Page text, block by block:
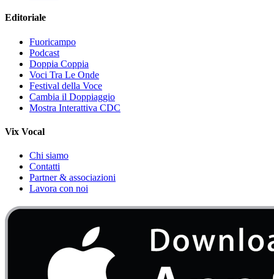
Editoriale
Fuoricampo
Podcast
Doppia Coppia
Voci Tra Le Onde
Festival della Voce
Cambia il Doppiaggio
Mostra Interattiva CDC
Vix Vocal
Chi siamo
Contatti
Partner & associazioni
Lavora con noi